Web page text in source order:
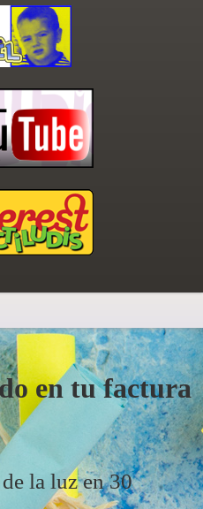
en tu factura
la luz en 30